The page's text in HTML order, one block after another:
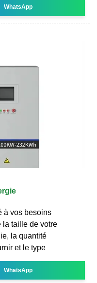
WhatsApp
à vos besoins
la taille de votre
la quantité
et le type
WhatsApp